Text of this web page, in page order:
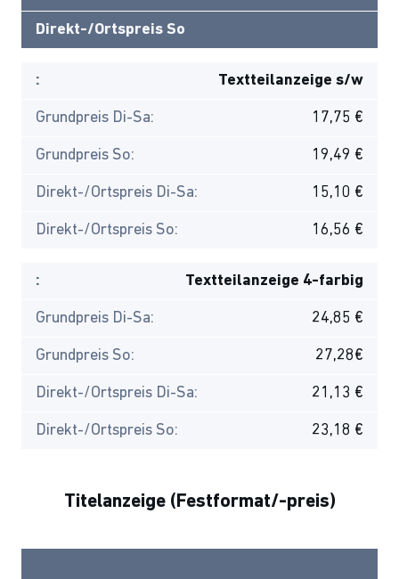
Direkt-/Ortspreis So
: Textteilanzeige s/w
Grundpreis Di-Sa: 17,75 €
Grundpreis So: 19,49 €
Direkt-/Ortspreis Di-Sa: 15,10 €
Direkt-/Ortspreis So: 16,56 €
: Textteilanzeige 4-farbig
Grundpreis Di-Sa: 24,85 €
Grundpreis So: 27,28€
Direkt-/Ortspreis Di-Sa: 21,13 €
Direkt-/Ortspreis So: 23,18 €
Titelanzeige (Festformat/-preis)